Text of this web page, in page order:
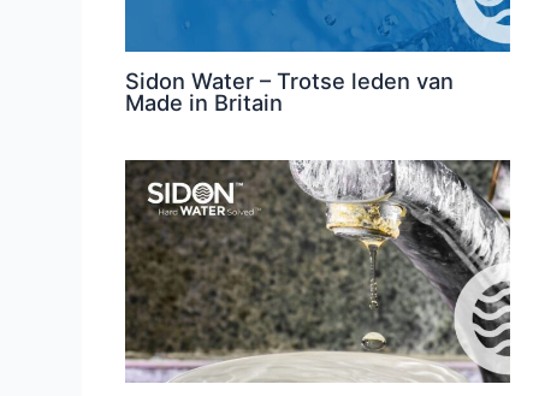
Sidon Water – Trotse leden van
Made in Britain